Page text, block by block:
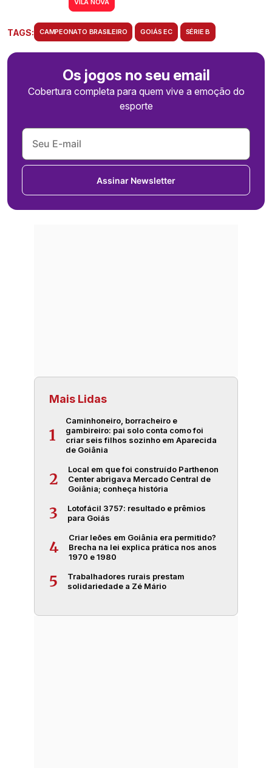
VILA NOVA
TAGS: CAMPEONATO BRASILEIRO GOIÁS EC SÉRIE B
Os jogos no seu email
Cobertura completa para quem vive a emoção do
esporte
Assinar Newsletter
Mais Lidas
1
Caminhoneiro, borracheiro e
gambireiro: pai solo conta como foi
criar seis filhos sozinho em Aparecida
de Goiânia
2
Local em que foi construído Parthenon
Center abrigava Mercado Central de
Goiânia; conheça história
3
Lotofácil 3757: resultado e prêmios
para Goiás
4
Criar leões em Goiânia era permitido?
Brecha na lei explica prática nos anos
1970 e 1980
5
Trabalhadores rurais prestam
solidariedade a Zé Mário